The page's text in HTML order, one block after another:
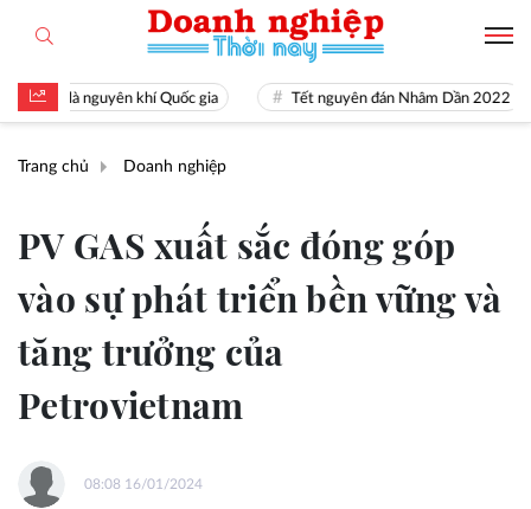
tài là nguyên khí Quốc gia Tết nguyên đán Nhâm Dần 2022
Trang chủ Doanh nghiệp
PV GAS xuất sắc đóng góp
vào sự phát triển bền vững và
tăng trưởng của
Petrovietnam
08:08 16/01/2024